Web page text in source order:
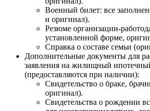
Военный билет: все
и оригинал).
Резюме организации-
установленной форме,
Справка о составе семьи
Дополнительные документы для
заявления на жилищный
(предоставляются при наличии):
Свидетельство о браке,
оригинал).
Свидетельства о рождении